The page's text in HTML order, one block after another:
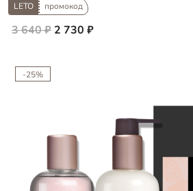
LETO промокод
3 640 ₽ 2 730 ₽
-25%